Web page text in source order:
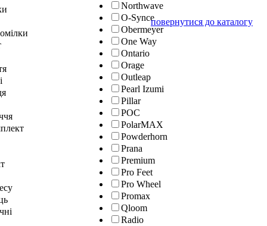
Northwave
O-Synce
Obermeyer
One Way
Ontario
Orage
Outleap
Pearl Izumi
Pillar
POC
PolarMAX
Powderhorn
Prana
Premium
Pro Feet
Pro Wheel
Promax
Qloom
Radio
повернутися до каталогу